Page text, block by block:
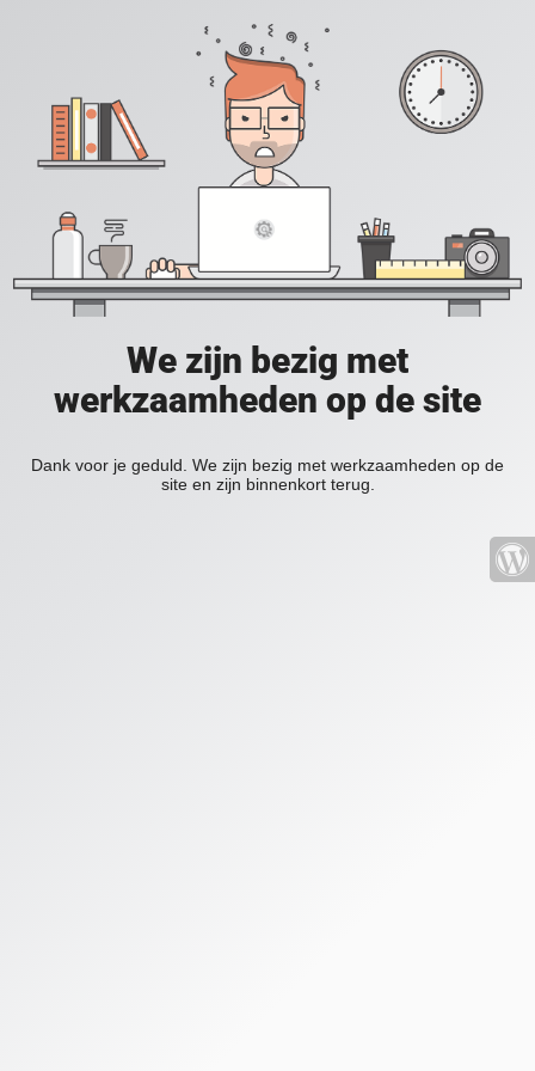
We zijn bezig met
werkzaamheden op de site
Dank voor je geduld. We zijn bezig met werkzaamheden op de
site en zijn binnenkort terug.